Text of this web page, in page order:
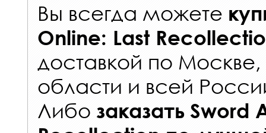
Вы всегда можете
Online: Last
доставкой по
области и всей
Либо заказать Sword